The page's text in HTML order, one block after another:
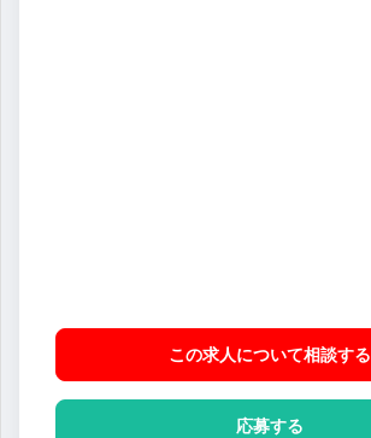
この求人について相談する
応募する